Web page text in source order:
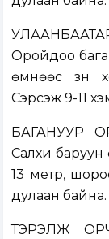
Оройдоо
өмнөөс
Сэрүүсэж 9-11
БАГАНУУР
Салхи баруун
13 метр,
дулаан байна.
ТЭРЭЛЖ